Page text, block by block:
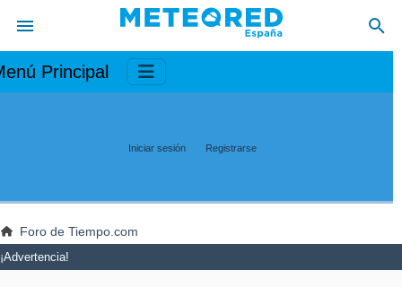
Principal
Iniciar sesión Registrarse
Foro de Tiempo.com
¡Advertencia!